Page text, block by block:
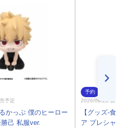
予定
かっぷ 僕のヒーロー
己 私服ver.
予約
2026/09/28 発売
【グッズ-食
ア プレシャス